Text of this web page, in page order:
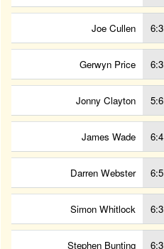
Joe Cullen 6:3
Gerwyn Price 6:3
Jonny Clayton 5:6
James Wade 6:4
Darren Webster 6:5
Simon Whitlock 6:3
Stephen Bunting 6:3